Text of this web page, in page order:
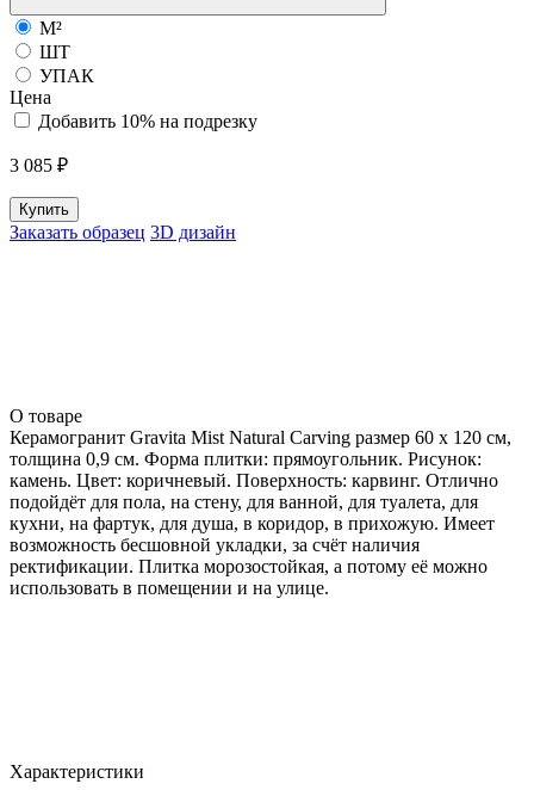
М²
ШТ
УПАК
Цена
Добавить 10% на подрезку
3 085 ₽
Купить
Заказать образец 3D дизайн
О товаре
Керамогранит Gravita Mist Natural Carving размер 60 x 120 см,
толщина 0,9 см. Форма плитки: прямоугольник. Рисунок:
камень. Цвет: коричневый. Поверхность: карвинг. Отлично
подойдёт для пола, на стену, для ванной, для туалета, для
кухни, на фартук, для душа, в коридор, в прихожую. Имеет
возможность бесшовной укладки, за счёт наличия
ректификации. Плитка морозостойкая, а потому её можно
использовать в помещении и на улице.
Характеристики